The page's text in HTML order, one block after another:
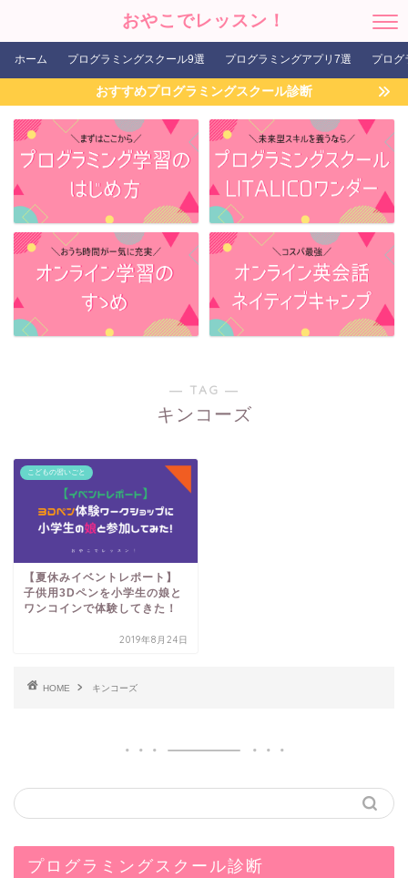
おやこでレッスン！
ホーム プログラミングスクール9選 プログラミングアプリ7選 プログ
おすすめプログラミングスクール診断
― TAG ―
キンコーズ
こどもの習いごと
【夏休みイベントレポート】
子供用3Dペンを小学生の娘と
ワンコインで体験してきた！
2019年8月24日
HOME キンコーズ
プログラミングスクール診断